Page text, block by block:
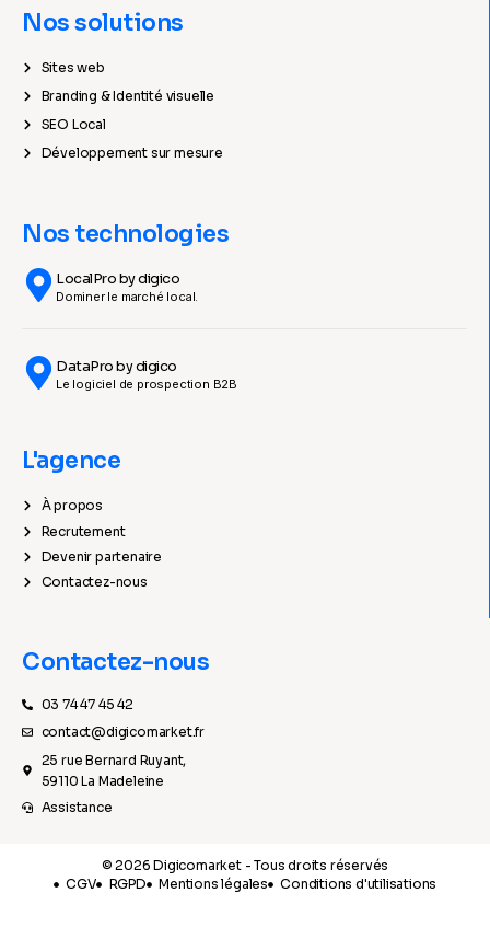
Nos solutions
Sites web
Branding & Identité visuelle
SEO Local
Développement sur mesure
Nos technologies
LocalPro by digico
Dominer le marché local.
DataPro by digico
Le logiciel de prospection B2B
L'agence
À propos
Recrutement
Devenir partenaire
Contactez-nous
Contactez-nous
03 74 47 45 42
contact@digicomarket.fr
25 rue Bernard Ruyant,
59110 La Madeleine
Assistance
© 2026 Digicomarket - Tous droits réservés
CGV
RGPD Mentions légales Conditions d'utilisations